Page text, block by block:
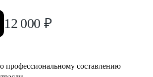
12 000 ₽
профессиональному составлению